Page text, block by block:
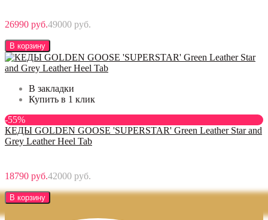
26990 руб.49000 руб.
В корзину
В закладки
Купить в 1 клик
-55%
КЕДЫ GOLDEN GOOSE 'SUPERSTAR' Green Leather Star and
Grey Leather Heel Tab
18790 руб.42000 руб.
В корзину